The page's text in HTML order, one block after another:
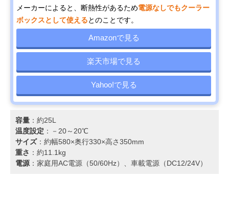
メーカーによると、断熱性があるため電源なしでもクーラー
ボックスとして使えるとのことです。
Amazonで見る
楽天市場で見る
Yahoo!で見る
容量 ：約25L
温度設定 ：－20～20℃
サイズ：約幅580×奥行330×高さ350mm
重さ ：約11.1kg
電源：家庭用AC電源（50/60Hz）、車載電源（DC12/24V）